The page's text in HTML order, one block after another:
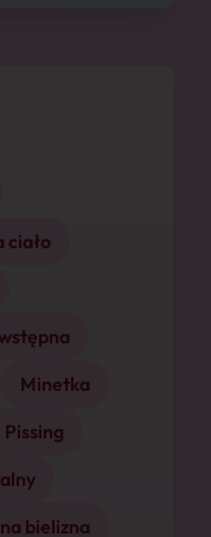
ciało
Minetka
Pissing
bielizna